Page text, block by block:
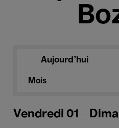
Aujourd'hui
Mois
Vendredi 01 -